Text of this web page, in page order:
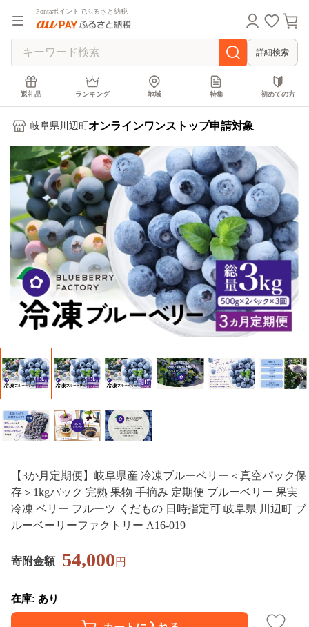
Pontaポイントでふるさと納税
詳細検索
返礼品 ランキング 地域 特集 初めての方
岐阜県川辺町 オンラインワンストップ申請対象
【3か月定期便】岐阜県産 冷凍ブルーベリー＜真空パック保
存＞1kgパック 完熟 果物 手摘み 定期便 ブルーベリー 果実
冷凍 ベリー フルーツ くだもの 日時指定可 岐阜県 川辺町 ブ
ルーベーリーファクトリー A16-019
寄附金額 54,000円
在庫: あり